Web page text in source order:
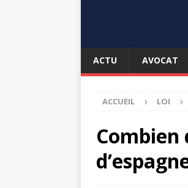
ACTU AVOCAT
ACCUEIL LOI
Combien